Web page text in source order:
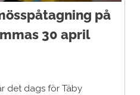
på
30 april
det dags för Täby